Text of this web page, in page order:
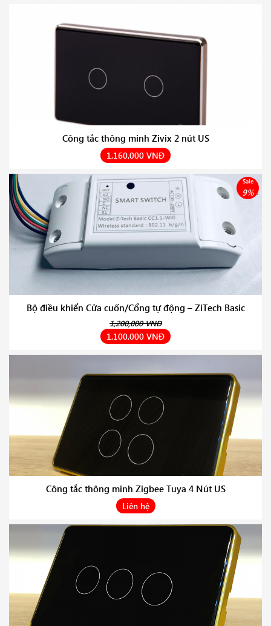
Công tắc thông minh Zivix 2 nút US
1,160,000 VNĐ
Bộ điều khiển Cửa cuốn/Cổng tự động – ZiTech Basic
Sale
9%
1,200,000 VNĐ
1,100,000 VNĐ
Công tắc thông minh Zigbee Tuya 4 Nút US
Liên hệ